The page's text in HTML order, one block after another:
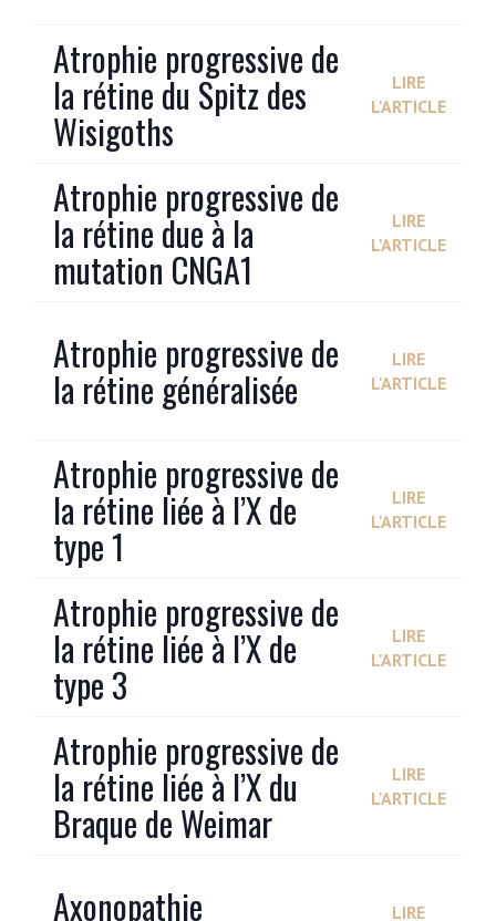
Atrophie progressive de
la rétine du Spitz des
Wisigoths
LIRE
L'ARTICLE
Atrophie progressive de
la rétine due à la
mutation CNGA1
LIRE
L'ARTICLE
Atrophie progressive de
la rétine généralisée
LIRE
L'ARTICLE
Atrophie progressive de
la rétine liée à l’X de
type 1
LIRE
L'ARTICLE
Atrophie progressive de
la rétine liée à l’X de
type 3
LIRE
L'ARTICLE
Atrophie progressive de
la rétine liée à l’X du
Braque de Weimar
LIRE
L'ARTICLE
Axonopathie LIRE